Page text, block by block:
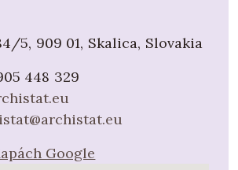
5, 909 01, Skalica, Slovakia
448 329
Google